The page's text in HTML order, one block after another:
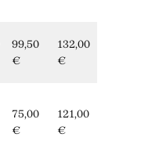
99,50
€
132,00
€
75,00
€
121,00
€